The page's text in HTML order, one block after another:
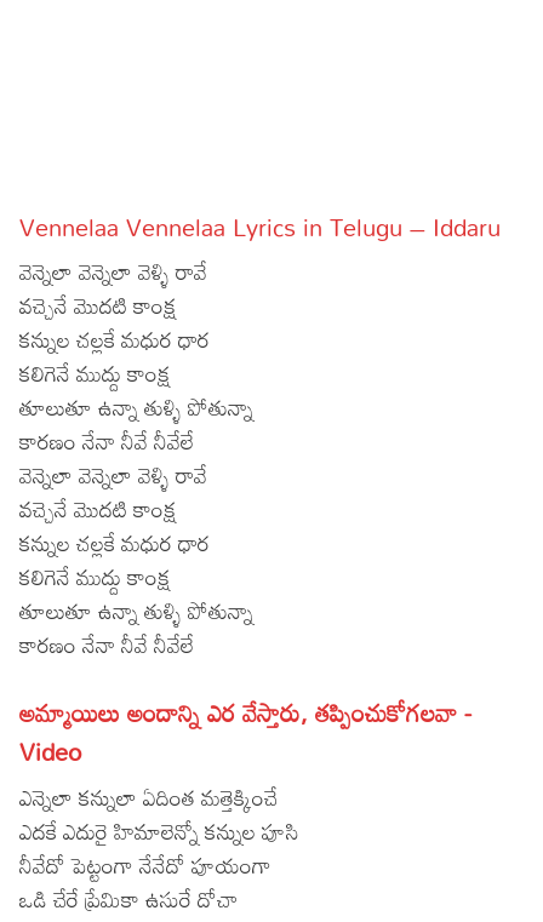
Articles
Facts
Devotional
Christianity
Hinduism
Hindi
Lyrics in Hindi – Devotional Songs
Lyrics in Hindi – Movie Songs
Tamil
Lyrics in Tamil – Devotional Songs
Lyrics in Tamil – Movie Songs
Kannada
Lyrics in Kannada – Movie Songs
Vennelaa Vennelaa Lyrics in Telugu – Iddaru
వెన్నెలా వెన్నెలా వెళ్ళి రావే
వచ్చెనే మొదటి కాంక్ష
కన్నుల చల్లకే మధుర ధార
కలిగెనే ముద్దు కాంక్ష
తూలుతూ ఉన్నా తుళ్ళి పోతున్నా
కారణం నేనా నీవే నీవేలే
వెన్నెలా వెన్నెలా వెళ్ళి రావే
వచ్చెనే మొదటి కాంక్ష
కన్నుల చల్లకే మధుర ధార
కలిగెనే ముద్దు కాంక్ష
తూలుతూ ఉన్నా తుళ్ళి పోతున్నా
కారణం నేనా నీవే నీవేలే
అమ్మాయిలు అందాన్ని ఎర వేస్తారు, తప్పించుకోగలవా -
Video
ఎన్నెలా కన్నులా ఏదింత మత్తెక్కించే
ఎదకే ఎదురై హిమాలెన్నో కన్నుల పూసి
నీవేదో పెట్టంగా నేనేదో పూయంగా
ఒడి చేరే ప్రేమికా ఉసురే దోచా